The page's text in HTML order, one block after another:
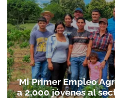
'Mi Primer Empleo
a 2,000 jóvenes al